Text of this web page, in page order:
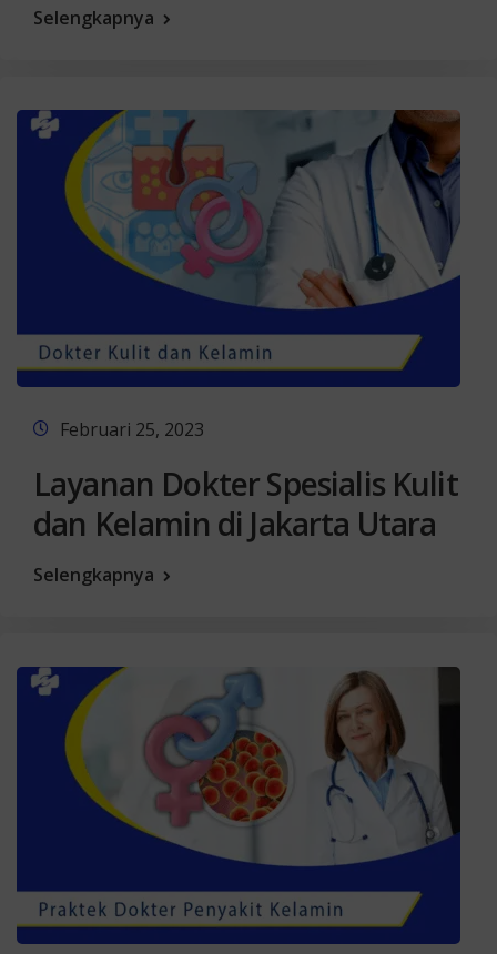
Selengkapnya
Februari 25, 2023
Layanan Dokter Spesialis Kulit
dan Kelamin di Jakarta Utara
Selengkapnya